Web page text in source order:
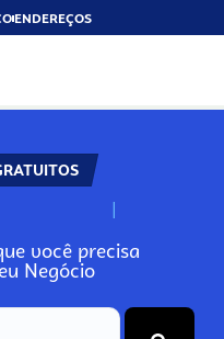
ENDEREÇOS
N
você precisa
Negócio